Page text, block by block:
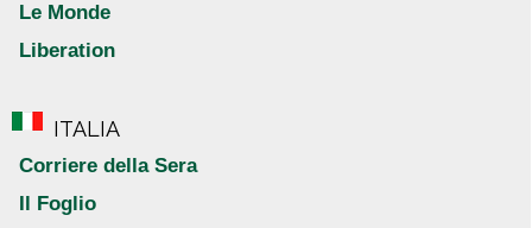
Le Monde
Liberation
ITALIA
Corriere della Sera
Il Foglio